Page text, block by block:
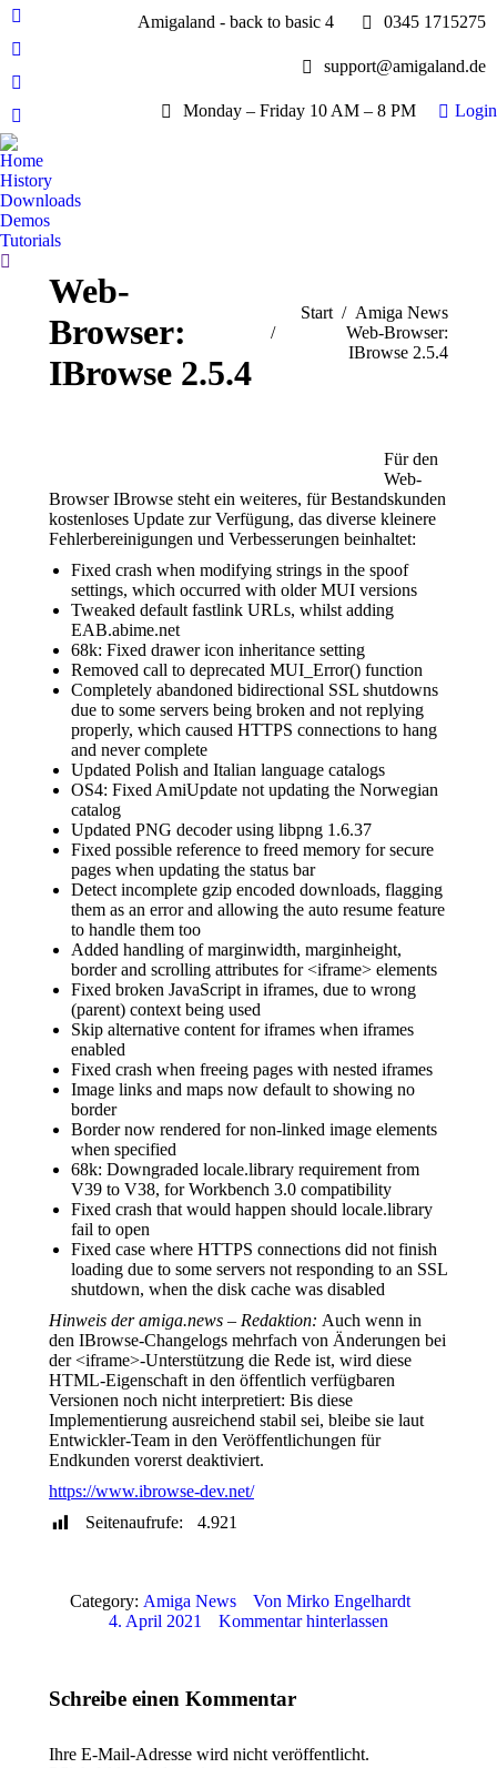
Facebook
page
opens
new
window
YouTube
page
opens
in
new
window
Whatsapp
page
opens
in
new
window
E-
Mail
page
opens
in
new
Amigaland - back to basic 4 0345 1715275
support@amigaland.de
Monday – Friday 10 AM – 8 PM Login
Home
History
Downloads
Demos
Tutorials
Search:
Web-
Browser:
IBrowse 2.5.4
Sie befinden sich hier:
Start
Amiga News
Web-Browser:
IBrowse 2.5.4
Für den
Web-
Browser IBrowse steht ein weiteres, für Bestandskunden
kostenloses Update zur Verfügung, das diverse kleinere
Fehlerbereinigungen und Verbesserungen beinhaltet:
Fixed crash when modifying strings in the spoof
settings, which occurred with older MUI versions
Tweaked default fastlink URLs, whilst adding
EAB.abime.net
68k: Fixed drawer icon inheritance setting
Removed call to deprecated MUI_Error() function
Completely abandoned bidirectional SSL shutdowns
due to some servers being broken and not replying
properly, which caused HTTPS connections to hang
and never complete
Updated Polish and Italian language catalogs
OS4: Fixed AmiUpdate not updating the Norwegian
catalog
Updated PNG decoder using libpng 1.6.37
Fixed possible reference to freed memory for secure
pages when updating the status bar
Detect incomplete gzip encoded downloads, flagging
them as an error and allowing the auto resume feature
to handle them too
Added handling of marginwidth, marginheight,
border and scrolling attributes for <iframe> elements
Fixed broken JavaScript in iframes, due to wrong
(parent) context being used
Skip alternative content for iframes when iframes
enabled
Fixed crash when freeing pages with nested iframes
Image links and maps now default to showing no
border
Border now rendered for non-linked image elements
when specified
68k: Downgraded locale.library requirement from
V39 to V38, for Workbench 3.0 compatibility
Fixed crash that would happen should locale.library
fail to open
Fixed case where HTTPS connections did not finish
loading due to some servers not responding to an SSL
shutdown, when the disk cache was disabled
Hinweis der amiga.news – Redaktion: Auch wenn in
den IBrowse-Changelogs mehrfach von Änderungen bei
der <iframe>-Unterstützung die Rede ist, wird diese
HTML-Eigenschaft in den öffentlich verfügbaren
Versionen noch nicht interpretiert: Bis diese
Implementierung ausreichend stabil sei, bleibe sie laut
Entwickler-Team in den Veröffentlichungen für
Endkunden vorerst deaktiviert.
https://www.ibrowse-dev.net/
Seitenaufrufe:
4.921
Category: Amiga News Von Mirko Engelhardt
4. April 2021
Kommentar hinterlassen
Schreibe einen Kommentar
Ihre E-Mail-Adresse wird nicht veröffentlicht.